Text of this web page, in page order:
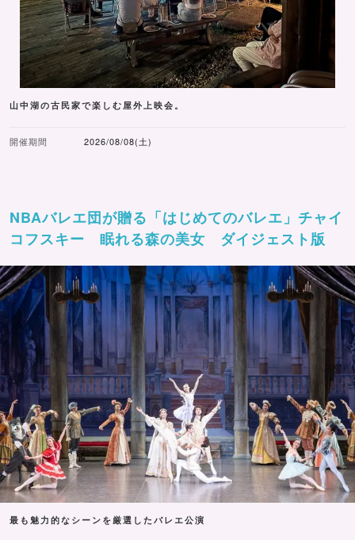
山中湖の古民家で楽しむ屋外上映会。
開催期間 2026/08/08(土)
NBAバレエ団が贈る「はじめてのバレエ」チャイ
コフスキー 眠れる森の美女 ダイジェスト版
最も魅力的なシーンを厳選したバレエ公演